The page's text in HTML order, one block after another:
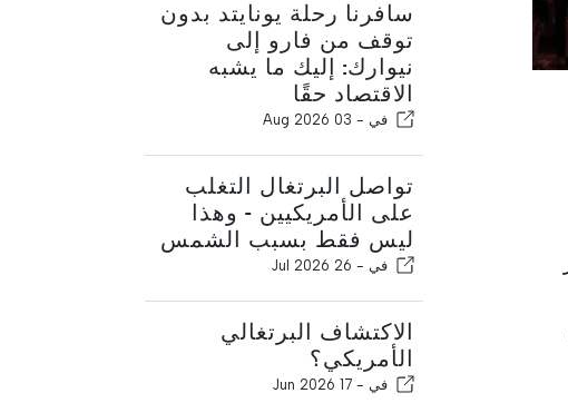
سافرنا رحلة يونايتد بدون
توقف من فارو إلى
نيوارك: إليك ما يشبه
الاقتصاد حقًا
في - 03 Aug 2026
تواصل البرتغال التغلب
على الأمريكيين - وهذا
ليس فقط بسبب الشمس
في - 26 Jul 2026
الاكتشاف البرتغالي
الأمريكي؟
في - 17 Jun 2026